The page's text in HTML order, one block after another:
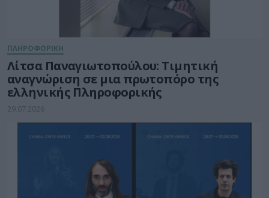
ΠΛΗΡΟΦΟΡΙΚΗ
Λίτσα Παναγιωτοπούλου: Τιμητική
αναγνώριση σε μια πρωτοπόρο της
ελληνικής Πληροφορικής
29.07.2026